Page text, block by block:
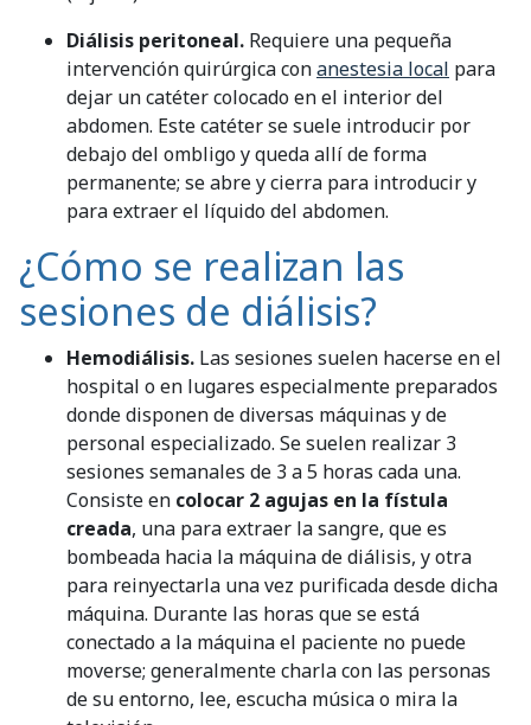
Diálisis peritoneal. Requiere una pequeña
intervención quirúrgica conanestesia local para
dejar un catéter colocado en el interior del
abdomen. Este catéter se suele introducir por
debajo del ombligo y queda allí de forma
permanente; se abre y cierra para introducir y
para extraer el líquido del abdomen.
¿Cómo se realizan las
sesiones de diálisis?
Hemodiálisis. Las sesiones suelen hacerse en el
hospital o en lugares especialmente preparados
donde disponen de diversas máquinas y de
personal especializado. Se suelen realizar 3
sesiones semanales de 3 a 5 horas cada una.
Consiste en colocar 2 agujas en la fístula
creada, una para extraer la sangre, que es
bombeada hacia la máquina de diálisis, y otra
para reinyectarla una vez purificada desde dicha
máquina. Durante las horas que se está
conectado a la máquina el paciente no puede
moverse; generalmente charla con las personas
de su entorno, lee, escucha música o mira la